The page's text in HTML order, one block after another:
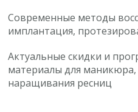
Современные методы
имплантация,
Актуальные скидки и
материалы для
наращивания ресниц